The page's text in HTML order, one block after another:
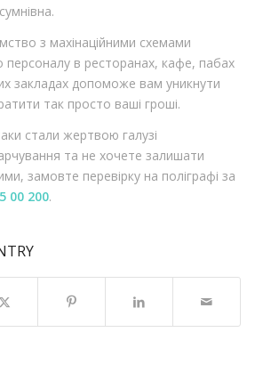
з махінаційними схемами
персоналу в ресторанах, кафе, пабах
закладах допоможе вам уникнути
так просто ваші гроші.
стали жертвою галузі
та не хочете залишати
замовте перевірку на поліграфі за
00 200.